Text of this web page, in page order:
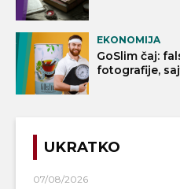
EKONOMIJA
GoSlim čaj:
fotografije,
UKRATKO
07/08/2026